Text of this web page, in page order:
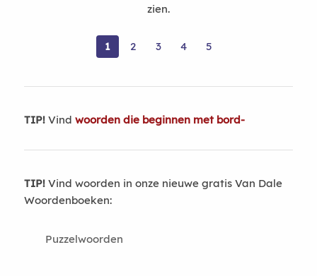
zien.
1 2 3 4 5
TIP!Vind woorden die beginnen met bord-
TIP!Vind woorden in onze nieuwe gratis Van Dale
Woordenboeken:
Puzzelwoorden